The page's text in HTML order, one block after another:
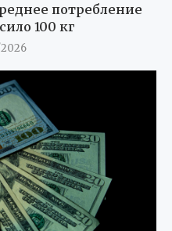
потребление
100 кг